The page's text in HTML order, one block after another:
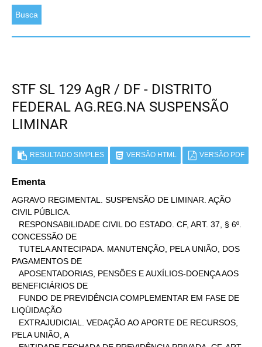
Busca
STF SL 129 AgR / DF - DISTRITO
FEDERAL AG.REG.NA SUSPENSÃO
LIMINAR
RESULTADO SIMPLES VERSÃO HTML VERSÃO PDF
Ementa
AGRAVO REGIMENTAL. SUSPENSÃO DE LIMINAR. AÇÃO
CIVIL PÚBLICA.
CONCESSÃO DE
PAGAMENTOS DE
BENEFICIÁRIOS DE
LIQÜIDAÇÃO
PELA UNIÃO, A